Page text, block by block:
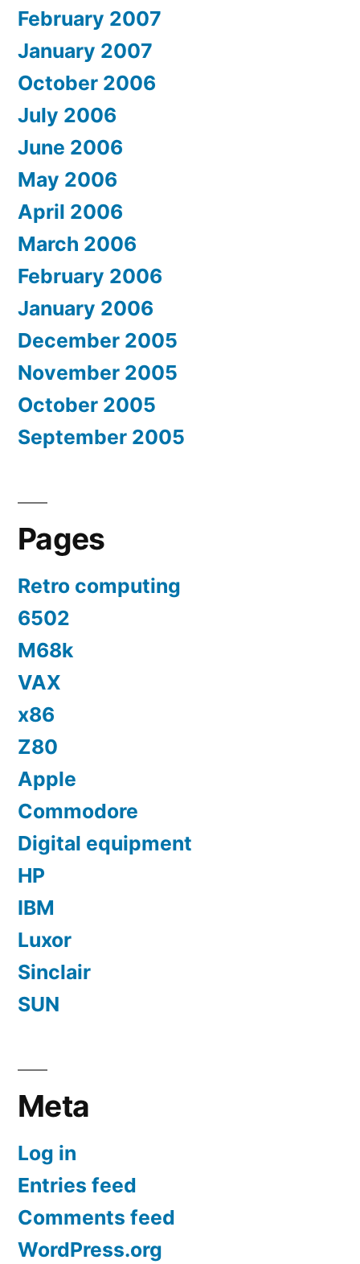
February 2007
January 2007
October 2006
July 2006
June 2006
May 2006
April 2006
March 2006
February 2006
January 2006
December 2005
November 2005
October 2005
September 2005
Pages
Retro computing
6502
M68k
VAX
x86
Z80
Apple
Commodore
Digital equipment
HP
IBM
Luxor
Sinclair
SUN
Meta
Log in
Entries feed
Comments feed
WordPress.org